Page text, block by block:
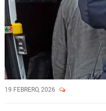
19 FEBRERO, 2026